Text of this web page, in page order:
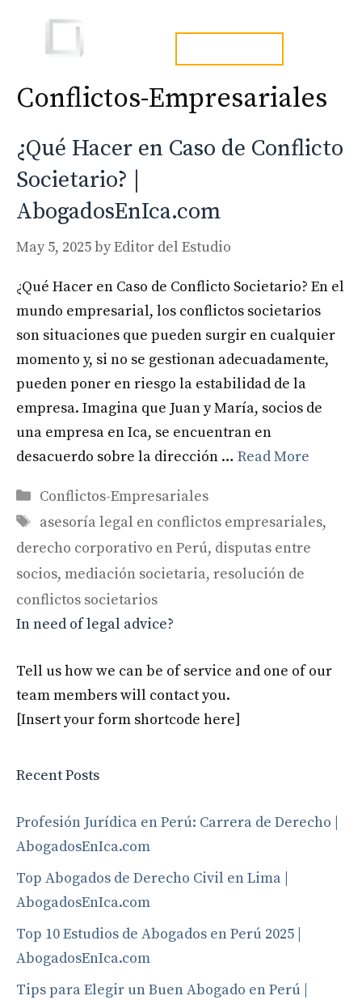
content
Conflictos-Empresariales
¿Qué Hacer en Caso de Conflicto
Societario? |
AbogadosEnIca.com
May 5, 2025byEditor del Estudio
¿Qué Hacer en Caso de Conflicto Societario? En el
mundo empresarial, los conflictos societarios
son situaciones que pueden surgir en cualquier
momento y, si no se gestionan adecuadamente,
pueden poner en riesgo la estabilidad de la
empresa. Imagina que Juan y María, socios de
una empresa en Ica, se encuentran en
desacuerdo sobre la dirección … Read More
Categories
Conflictos-Empresariales
Tags
asesoría legal en conflictos empresariales,
derecho corporativo en Perú, disputas entre
socios, mediación societaria, resolución de
conflictos societarios
In need of legal advice?
Tell us how we can be of service and one of our
team members will contact you.
[Insert your form shortcode here]
Recent Posts
Profesión Jurídica en Perú: Carrera de Derecho |
AbogadosEnIca.com
Top Abogados de Derecho Civil en Lima |
AbogadosEnIca.com
Top 10 Estudios de Abogados en Perú 2025 |
AbogadosEnIca.com
Tips para Elegir un Buen Abogado en Perú |